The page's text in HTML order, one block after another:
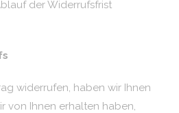
der Widerrufsfrist
widerrufen, haben wir Ihnen
von Ihnen erhalten haben,